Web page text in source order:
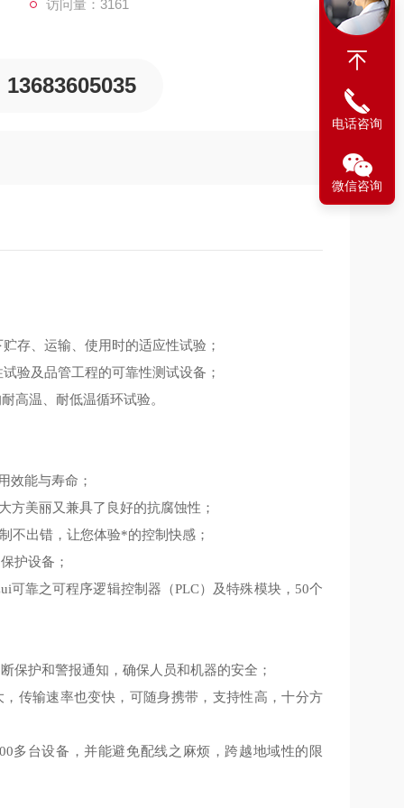
访问量：3161
13683605035
存、运输、使用时的适应性试验；
验及品管工程的可靠性测试设备；
高温、耐低温循环试验。
效能与寿命；
方美丽又兼具了良好的抗腐蚀性；
不出错，让您体验*的控制快感；
保护设备；
可靠之可程序逻辑控制器（PLC）及特殊模块， 50个
保护和警报通知，确保人员和机器的安全；
传输速率也变快，可随身携带，支持性高，十分方
多台设备，并能避免配线之麻烦，跨越地域性的限
电话咨询
微信咨询